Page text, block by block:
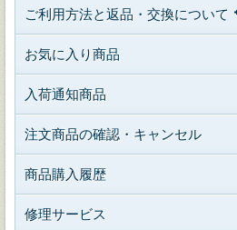
ご利用方法と返品・交換について
お気に入り商品
入荷通知商品
注文商品の確認・キャンセル
商品購入履歴
修理サービス